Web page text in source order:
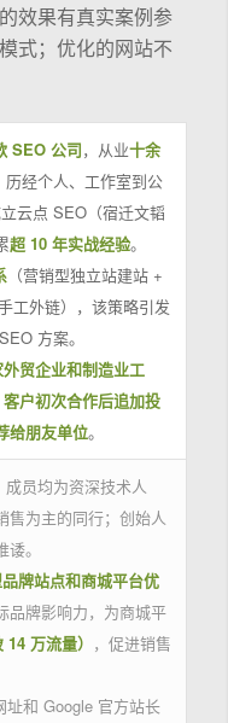
效果有真实案例参
式；优化的网站不
SEO 公司，从业十余
经个人、工作室到公
云点 SEO（宿迁文韬
超 10 年实战经验。
（营销型独立站建站 +
工外链），该策略引发
方案。
贸企业和制造业工
户初次合作后追加投
给朋友单位。
成员均为资深技术人
售为主的同行；创始人
。
牌站点和商城平台优
品牌影响力，为商城平
万流量） ，促进销售
和 Google 官方站长